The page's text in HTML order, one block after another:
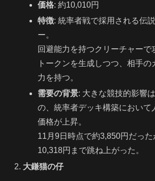
価格: 約10,010円
特徴: 統率者戦で採用される伝
ー。
回避能力を持つクリーチャーで
トークンを生成しつつ、相手
力を持つ。
需要の背景: 大きな競技的影響
の、統率者デッキ構築において
価格が上昇。
11月9日時点で約3,850円だっ
10,318円まで跳ね上がった。
大鎌猫の仔